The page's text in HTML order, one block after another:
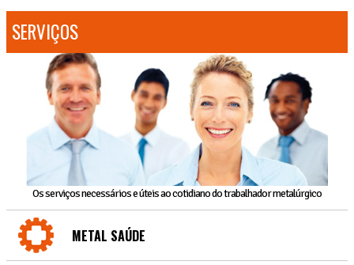
SERVIÇOS
Os serviços necessários e úteis ao cotidiano do trabalhador metalúrgico
METAL SAÚDE